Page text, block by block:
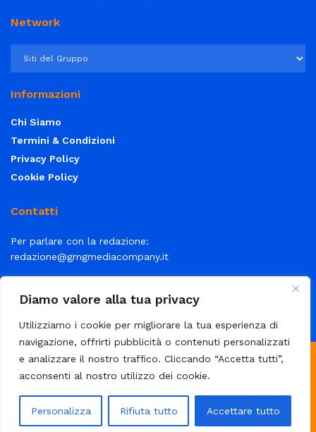
Diamo valore alla tua privacy
Utilizziamo i cookie per migliorare la tua esperienza di
navigazione, offrirti pubblicità o contenuti personalizzati
e analizzare il nostro traffico. Cliccando “Accetta tutti”,
acconsenti al nostro utilizzo dei cookie.
Personalizza Rifiuta tutto Accettare tutto
Network
Informazioni
Chi Siamo
Termini & Condizioni
Privacy Policy
Cookie Policy
Contatti
Per parlare con la redazione:
redazione@gmgmediacompany.it
03234710642 | C.F: MSSGLC89D15L483O | REA: AV - 313130 | Domicilio
digitale: gmgmediacompany@pec.it